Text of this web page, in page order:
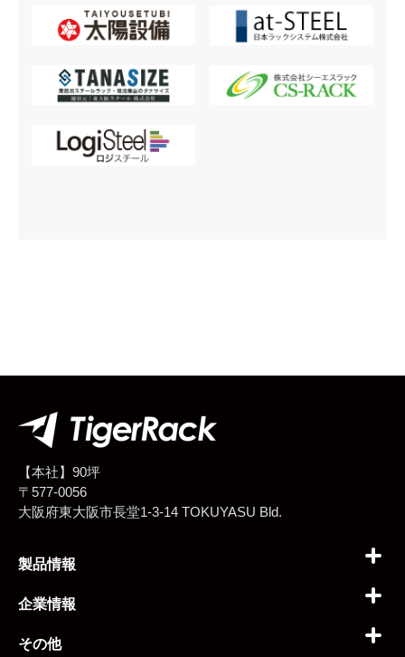
【本社】90坪
〒577-0056
大阪府東大阪市長堂1-3-14 TOKUYASU Bld.
製品情報
企業情報
その他